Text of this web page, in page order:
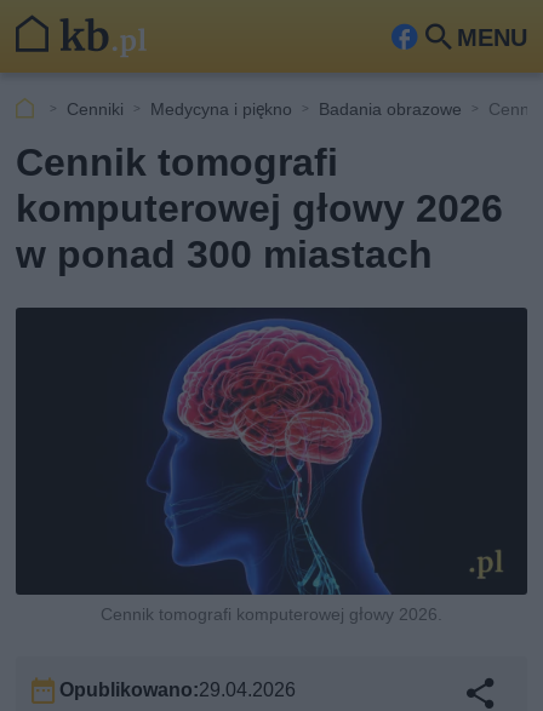
MENU
Fa
ook
Szu
Cenniki Medycyna i piękno Badania obrazowe
Cennik tomografi
komputerowej głowy 2026
w ponad 300 miastach
Cennik tomografi komputerowej głowy 2026.
Opublikowano:29.04.2026